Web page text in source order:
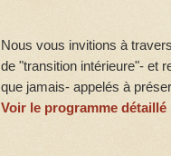
Nous vous invitions à
de "transition intérieure"- et
que jamais- appelés à
Voir le programme détaillé